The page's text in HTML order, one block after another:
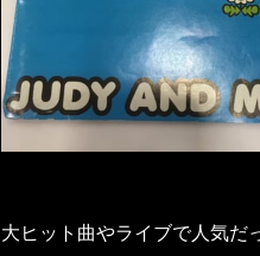
大ヒット曲やライブで人気だ